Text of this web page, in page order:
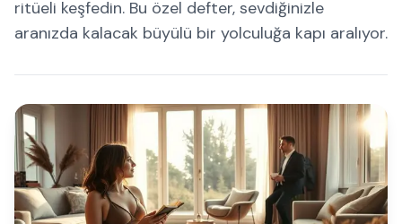
ritüeli keşfedin. Bu özel defter, sevdiğinizle
aranızda kalacak büyülü bir yolculuğa kapı aralıyor.